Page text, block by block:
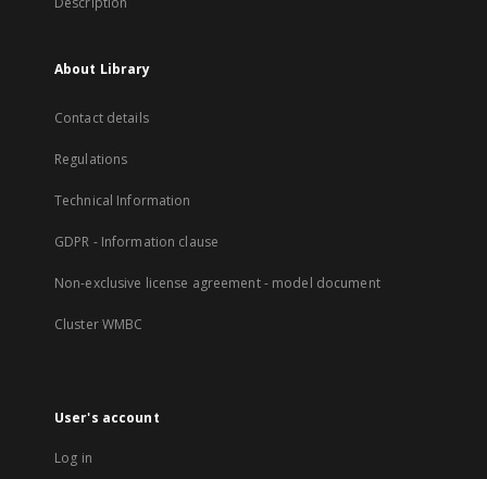
About Library
Contact details
Regulations
Technical Information
GDPR - Information clause
Non-exclusive license agreement - model document
Cluster WMBC
User's account
Log in